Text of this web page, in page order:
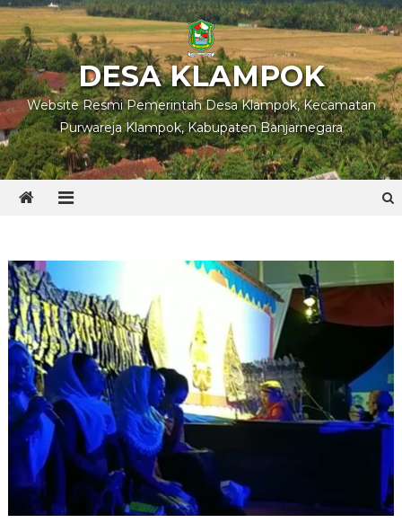
Skip
to
content
DESA KLAMPOK
Website Resmi Pemerintah Desa Klampok, Kecamatan
Purwareja Klampok, Kabupaten Banjarnegara